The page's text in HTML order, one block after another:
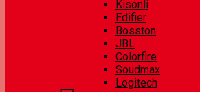
Kisonli
Edifier
Bosston
JBL
Colorfire
Soudmax
Logitech